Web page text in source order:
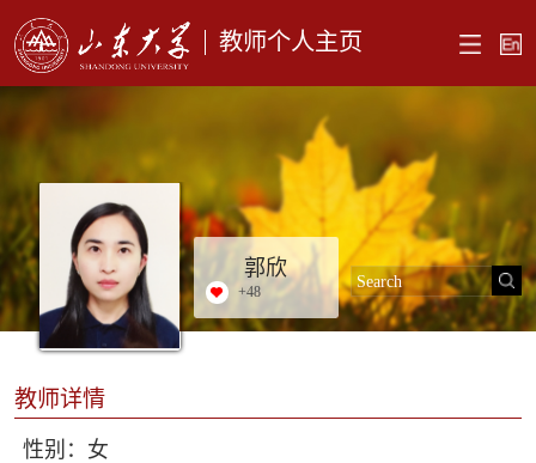
教师个人主页
郭欣
+48
教师详情
性别：女